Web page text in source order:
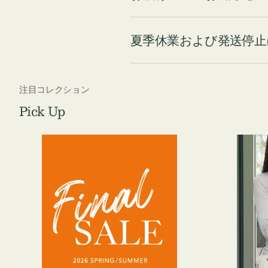
夏季休業および発送停
注目コレクション
Pick Up